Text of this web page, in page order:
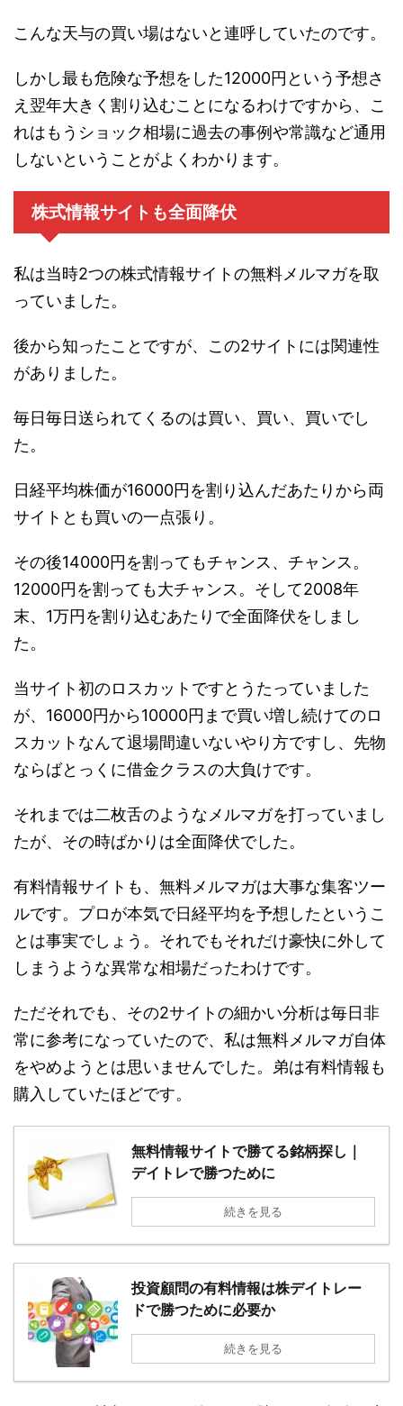
こんな天与の買い場はないと連呼していたのです。
しかし最も危険な予想をした12000円という予想さ
え翌年大きく割り込むことになるわけですから、こ
れはもうショック相場に過去の事例や常識など通用
しないということがよくわかります。
株式情報サイトも全面降伏
私は当時2つの株式情報サイトの無料メルマガを取
っていました。
後から知ったことですが、この2サイトには関連性
がありました。
毎日毎日送られてくるのは買い、買い、買いでし
た。
日経平均株価が16000円を割り込んだあたりから両
サイトとも買いの一点張り。
その後14000円を割ってもチャンス、チャンス。
12000円を割っても大チャンス。そして2008年
末、1万円を割り込むあたりで全面降伏をしまし
た。
当サイト初のロスカットですとうたっていました
が、16000円から10000円まで買い増し続けてのロ
スカットなんて退場間違いないやり方ですし、先物
ならばとっくに借金クラスの大負けです。
それまでは二枚舌のようなメルマガを打っていまし
たが、その時ばかりは全面降伏でした。
有料情報サイトも、無料メルマガは大事な集客ツー
ルです。プロが本気で日経平均を予想したというこ
とは事実でしょう。それでもそれだけ豪快に外して
しまうような異常な相場だったわけです。
ただそれでも、その2サイトの細かい分析は毎日非
常に参考になっていたので、私は無料メルマガ自体
をやめようとは思いませんでした。弟は有料情報も
購入していたほどです。
無料情報サイトで勝てる銘柄探し｜
デイトレで勝つために
続きを見る
投資顧問の有料情報は株デイトレー
ドで勝つために必要か
続きを見る